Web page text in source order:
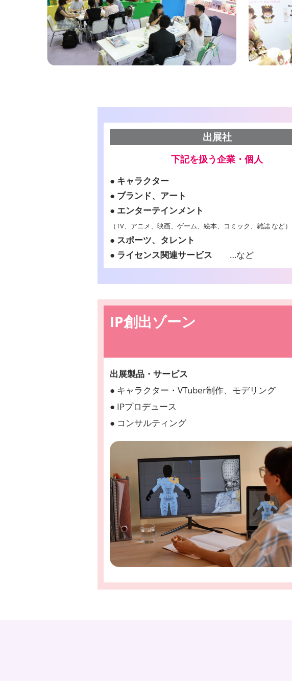
出展社
下記を扱う企業・個人
● キャラクター
● ブランド、アート
● エンターテインメント
（TV、アニメ、映画、ゲーム、絵本、コミック、雑誌 など）
● スポーツ、タレント
● ライセンス関連サービス …など
IP創出ゾーン
出展製品・サービス
● キャラクター・VTuber制作、モデリング
● IPプロデュース
● コンサルティング